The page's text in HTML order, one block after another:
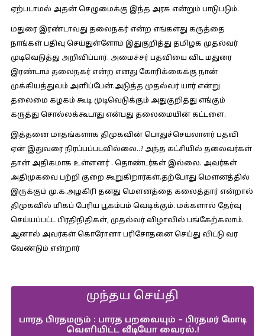
ஏற்படாமல் அதன் செழுமைக்கு இந்த அரசு என்றும் பாடுபடும்.
மதுரை இரண்டாவது தலைநகர் என்ற எங்களது கருத்தை
நாங்கள் பதிவு செய்துள்ளோம் இதுகுறித்து தமிழக முதல்வர்
முடிவெடுத்து அறிவிப்பார். அமைச்சர் பதவியை விட மதுரை
இரண்டாம் தலைநகர் என்ற எனது கோரிக்கைக்கு நான்
முக்கியத்துவம் அளிப்பேன்.அடுத்த முதல்வர் யார் என்று
தலைமை கழகம் கூடி முடிவெடுக்கும் அதுகுறித்து எங்கும்
கருத்து சொல்லக்கூடாது என்பது தலைமையின் கட்டளை.
இத்தனை மாதங்களாக திமுகவின் பொதுச்செயலாளர் பதவி
ஏன் இதுவரை நிரப்பப்படவில்லை..? அந்த கட்சியில் தலைவர்கள்
தான் அதிகமாக உள்ளனர் . தொண்டர்கள் இல்லை. அவர்கள்
அதிமுகவை பற்றி குறை கூறுகிறார்கள்.தற்போது மௌனத்தில்
இருக்கும் மு.க.அழகிரி தனது மௌனத்தை கலைத்தார் என்றால்
திமுகவில் மிகப் பேரிய பூகம்பம் வெடிக்கும். மக்களால் தேர்வு
செய்யப்பட்ட பிரதிநிதிகள், முதல்வர் விழாவில் பங்கேற்கலாம்.
ஆனால் அவர்கள் கொரோனா பரிசோதனை செய்து விட்டு வர
வேண்டும் என்றார்
முந்தய செய்தி
பாரத பிரதமரும் : பாரத பறவையும் – பிரதமர் மோடி
வெளியிட்ட வீடியோ வைரல்.!